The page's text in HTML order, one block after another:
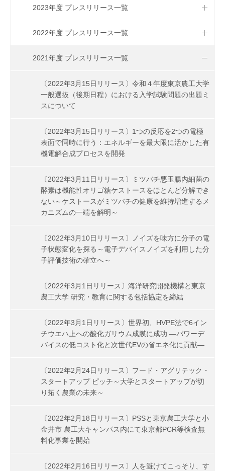
2023年度 プレスリリース一覧
2022年度 プレスリリース一覧
2021年度 プレスリリース一覧
〔2022年3月15日リリース〕令和４年度東京農工大学
一般選抜（後期日程）における入学試験問題の出題ミ
スについて
〔2022年3月15日リリース〕1つの反応を2つの電極
表面で同時に行う：エネルギーを最大限に活かした有
機電解合成プロセスを開発
〔2022年3月11日リリース〕ミツバチ悪玉腸内細菌の
酵素は機能性オリゴ糖ケストースをほとんど分解でき
ない～ケストースがミツバチの健康を維持増進するメ
カニズムの一端を解明～
〔2022年3月10日リリース〕ノイズを味方に分子の電
子状態変化を探る～電子デバイスノイズを利用した分
子評価技術の確立へ～
〔2022年3月1日リリース〕海洋研究開発機構と東京
農工大学 研究・教育に関する包括協定を締結
〔2022年3月1日リリース〕世界初、HVPE法で6イン
チウエハ上への酸化ガリウム成膜に成功 ―パワーデ
バイスの低コスト化と次世代EVの省エネ化に貢献―
〔2022年2月24日リリース〕フード・アグリテック・
スタートアップ ピッチ～大学とスタートアップが切
り拓く農業の未来～
〔2022年2月18日リリース〕PSSと東京農工大学と小
金井市 農工大キャンパス内にて東京都PCR等検査無
料化事業を開始
〔2022年2月16日リリース〕人を避けてこっそり、す